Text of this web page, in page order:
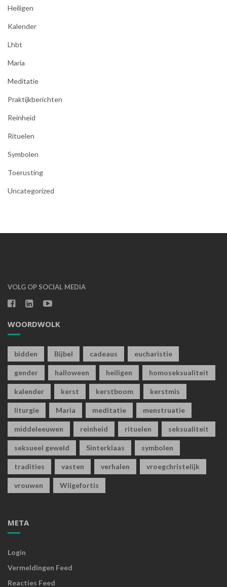
Heiligen
Kalender
Lhbt
Maria
Meditatie
Praktijkberichten
Reinheid
Rituelen
Symbolen
Toerusting
Uncategorized
VOLG OP SOCIAL MEDIA
WOORDWOLK
bidden Bijbel cadeaus eucharistie
gender halloween heiligen homoseksualiteit
kalender kerst kerstboom kerstmis
liturgie Maria meditatie menstruatie
middeleeuwen reinheid rituelen seksualiteit
seksueel geweld Sinterklaas symbolen
tradities vasten verhalen vroegchristelijk
vrouwen Wilgefortis
META
Login
Vermeldingen Feed
Reacties Feed